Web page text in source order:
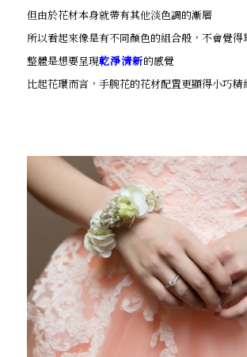
但由於花材本身就帶有其他淡色調的漸層
所以看起來像是有不同顏色的組合般，不會覺得
整體是想要呈現乾淨清新的感覺
比起花環而言，手腕花的花材配置更顯得小巧精